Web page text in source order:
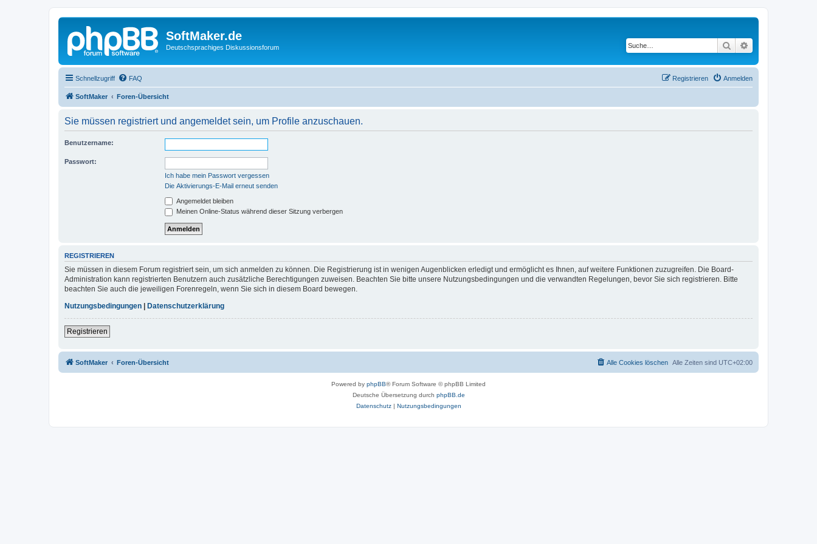
SoftMaker.de
Deutschsprachiges Diskussionsforum Suche
Schnellzugriff FAQ Anmelden
Registrieren
SoftMaker Foren-Übersicht
Sie müssen registriert und angemeldet sein, um Profile anzuschauen.
Benutzername:
Passwort:
Ich habe mein Passwort vergessen
Die Aktivierungs-E-Mail erneut senden
Angemeldet bleiben
Meinen Online-Status während dieser Sitzung verbergen
REGISTRIEREN
Sie müssen in diesem Forum registriert sein, um sich anmelden zu können. Die Registrierung ist in wenigen Augenblicken erledigt und ermöglicht es Ihnen, auf weitere Funktionen zuzugreifen. Die Board-
Administration kann registrierten Benutzern auch zusätzliche Berechtigungen zuweisen. Beachten Sie bitte unsere Nutzungsbedingungen und die verwandten Regelungen, bevor Sie sich registrieren. Bitte
beachten Sie auch die jeweiligen Forenregeln, wenn Sie sich in diesem Board bewegen.
Nutzungsbedingungen
Datenschutzerklärung
Registrieren
SoftMaker Foren-Übersicht Alle Zeiten sind UTC+02:00
Alle Cookies löschen
Powered by phpBB® Forum Software © phpBB Limited
Deutsche Übersetzung durch phpBB.de
Datenschutz| Nutzungsbedingungen